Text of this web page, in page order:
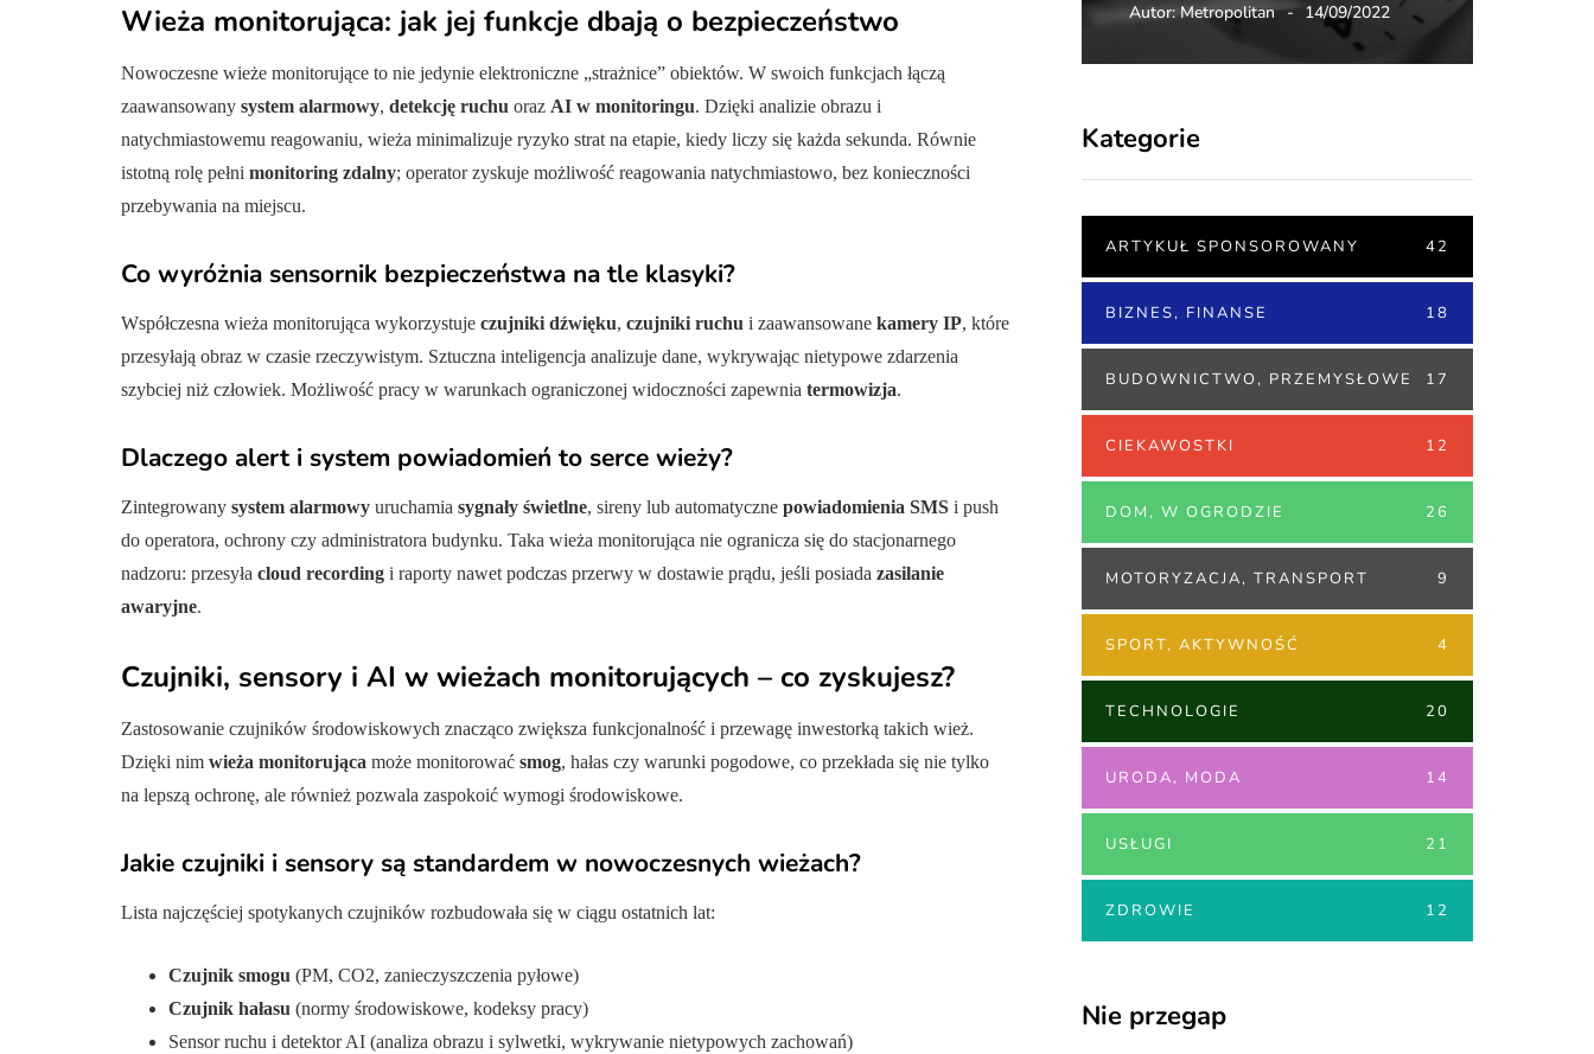
Wieża monitorująca: jak jej funkcje dbają o bezpieczeństwo
Nowoczesne wieże monitorujące to nie jedynie elektroniczne „strażnice” obiektów. W swoich funkcjach łączą
zaawansowany system alarmowy, detekcję ruchu oraz AI w monitoringu. Dzięki analizie obrazu i
natychmiastowemu reagowaniu, wieża minimalizuje ryzyko strat na etapie, kiedy liczy się każda sekunda. Równie
istotną rolę pełni monitoring zdalny; operator zyskuje możliwość reagowania natychmiastowo, bez konieczności
przebywania na miejscu.
Co wyróżnia sensornik bezpieczeństwa na tle klasyki?
Współczesna wieża monitorująca wykorzystuje czujniki dźwięku, czujniki ruchu i zaawansowane kamery IP, które
przesyłają obraz w czasie rzeczywistym. Sztuczna inteligencja analizuje dane, wykrywając nietypowe zdarzenia
szybciej niż człowiek. Możliwość pracy w warunkach ograniczonej widoczności zapewnia termowizja.
Dlaczego alert i system powiadomień to serce wieży?
Zintegrowany system alarmowy uruchamia sygnały świetlne, sireny lub automatyczne powiadomienia SMS i push
do operatora, ochrony czy administratora budynku. Taka wieża monitorująca nie ogranicza się do stacjonarnego
nadzoru: przesyła cloud recording i raporty nawet podczas przerwy w dostawie prądu, jeśli posiada zasilanie
awaryjne.
Czujniki, sensory i AI w wieżach monitorujących – co zyskujesz?
Zastosowanie czujników środowiskowych znacząco zwiększa funkcjonalność i przewagę inwestorką takich wież.
Dzięki nim wieża monitorująca może monitorować smog, hałas czy warunki pogodowe, co przekłada się nie tylko
na lepszą ochronę, ale również pozwala zaspokoić wymogi środowiskowe.
Jakie czujniki i sensory są standardem w nowoczesnych wieżach?
Lista najczęściej spotykanych czujników rozbudowała się w ciągu ostatnich lat:
Czujnik smogu (PM, CO2, zanieczyszczenia pyłowe)
Czujnik hałasu (normy środowiskowe, kodeksy pracy)
Sensor ruchu i detektor AI (analiza obrazu i sylwetki, wykrywanie nietypowych zachowań)
Autor: Metropolitan 09/09/2022 Autor:Metropolitan Autor: Metropolitan 14/09/2022
Kategorie
ARTYKUŁ SPONSOROWANY 42
BIZNES, FINANSE 18
BUDOWNICTWO, PRZEMYSŁOWE 17
CIEKAWOSTKI 12
DOM, W OGRODZIE 26
MOTORYZACJA, TRANSPORT 9
SPORT, AKTYWNOŚĆ 4
TECHNOLOGIE 20
URODA, MODA 14
USŁUGI 21
ZDROWIE 12
Nie przegap